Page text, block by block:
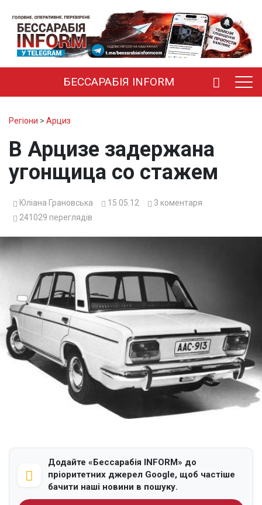
БЕССАРАБІЯ INFORM
Регіони > Арциз
В Арцизе задержана
угонщица со стажем
Юліана Грановська 15.05.12 3 коментаря
241029 переглядів
Додайте «Бессарабія INFORM» до
пріоритетних джерел Google, щоб частіше
бачити наші новини в пошуку.